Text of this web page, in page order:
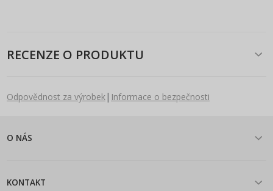
RECENZE O PRODUKTU
Odpovědnost za výrobek| Informace o bezpečnosti
O NÁS
KONTAKT